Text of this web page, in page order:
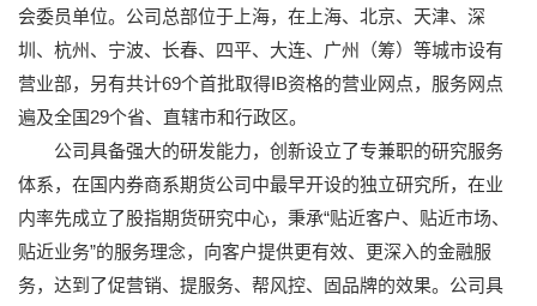
会委员单位。公司总部位于上海，在上海、北京、天津、深
圳、杭州、宁波、长春、四平、大连、广州（筹）等城市设有
营业部，另有共计69个首批取得IB资格的营业网点，服务网点
遍及全国29个省、直辖市和行政区。
公司具备强大的研发能力，创新设立了专兼职的研究服务
体系，在国内券商系期货公司中最早开设的独立研究所，在业
内率先成立了股指期货研究中心，秉承“贴近客户、贴近市场、
贴近业务”的服务理念，向客户提供更有效、更深入的金融服
务，达到了促营销、提服务、帮风控、固品牌的效果。公司具